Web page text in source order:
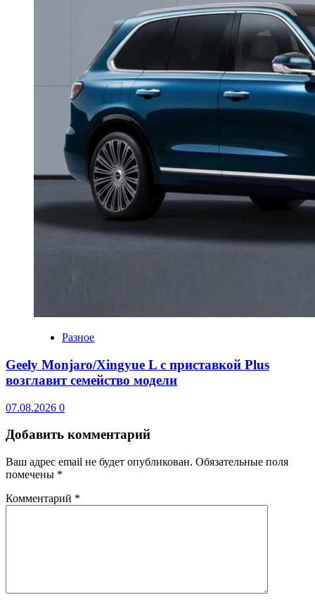
Разное
Geely Monjaro/Xingyue L с приставкой Plus
возглавит семейство модели
07.08.2026 0
Добавить комментарий
Ваш адрес email не будет опубликован. Обязательные поля
помечены *
Комментарий *